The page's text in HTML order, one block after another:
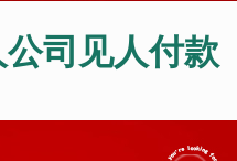
司见人付款